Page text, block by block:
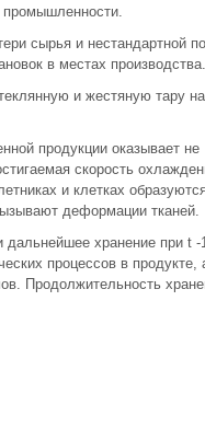
промышленности.
сырья и нестандартной
в местах производства.
и жестяную тару
продукции оказывает не
скорость
и клетках
деформации тканей.
дальнейшее хранение при t -
процессов в продукте,
Продолжительность